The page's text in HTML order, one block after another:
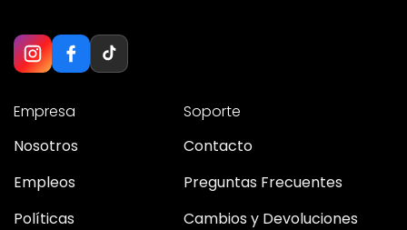
Empresa
Nosotros
Empleos
Políticas
Soporte
Contacto
Preguntas Frecuentes
Cambios y Devoluciones